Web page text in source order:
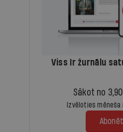
Viss Ir žurnālu
Sākot no
Izvēloties mēneša
Abonēt